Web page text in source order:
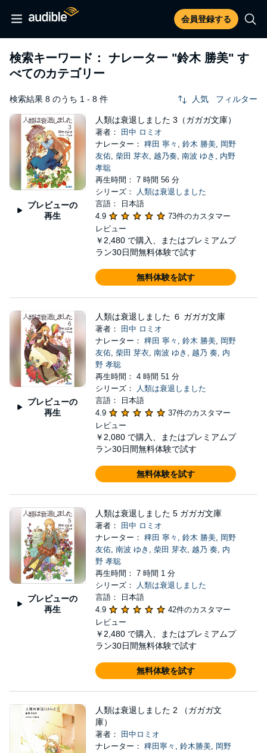
会員登録する
検索キーワード： ナレーター "鈴木 勝美" す
べてのカテゴリー
検索結果 8 のうち 1 - 8 件 人気 フィルター
プレビューの
再生
人類は衰退しました 3（ガガガ文庫）
著者：
田中 ロミオ
ナレーター： 稗田 寧々 , 鈴木 勝美, 岡野
友佑, 柴田 芽衣, 越乃奏, 南波 ゆき , 内野
孝聡
再生時間： 7 時間 56 分
シリーズ：
人類は衰退しました
言語： 日本語
4.9
73件のカスタマー
レビュー
￥2,480 で購入、またはプレミアムプ
ラン30日間無料体験で試す
無料体験を試す
プレビューの
再生
人類は衰退しました ６ ガガガ文庫
著者：
田中 ロミオ
ナレーター： 稗田 寧々 , 鈴木 勝美, 岡野
友佑, 柴田 芽衣, 南波 ゆき , 越乃 奏, 内
野 孝聡
再生時間： 4 時間 51 分
シリーズ：
人類は衰退しました
言語： 日本語
4.9
37件のカスタマー
レビュー
￥2,080 で購入、またはプレミアムプ
ラン30日間無料体験で試す
無料体験を試す
プレビューの
再生
人類は衰退しました 5 ガガガ文庫
著者：
田中 ロミオ
ナレーター： 稗田 寧々 , 鈴木 勝美, 岡野
友佑, 南波 ゆき , 柴田 芽衣, 越乃 奏, 内
野 孝聡
再生時間： 7 時間 1 分
シリーズ：
人類は衰退しました
言語： 日本語
4.9
42件のカスタマー
レビュー
￥2,480 で購入、またはプレミアムプ
ラン30日間無料体験で試す
無料体験を試す
人類は衰退しました 2 （ガガガ文
庫）
著者：
田中ロミオ
ナレーター： 稗田寧々 , 鈴木勝美, 岡野